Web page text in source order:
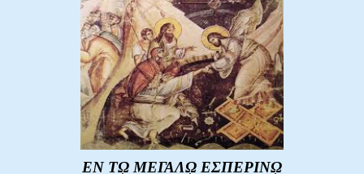
ΕΝ ΤῼΜΕΓΑΛῼ ΕΣΠΕΡΙΝῼ